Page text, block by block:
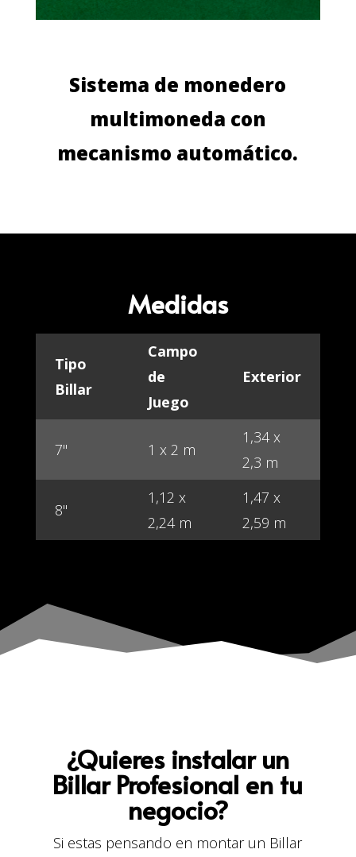
Sistema de monedero
multimoneda con
mecanismo automático.
Medidas
Tipo
Billar
Campo
de
Juego
Exterior
7" 1 x 2 m
1,34 x
2,3 m
8"
1,12 x
2,24 m
1,47 x
2,59 m
¿Quieres instalar un
Billar Profesional en tu
negocio?
Si estas pensando en montar un Billar